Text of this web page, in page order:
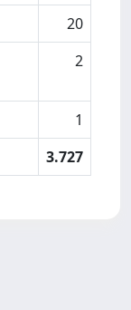
20
2
1
3.727